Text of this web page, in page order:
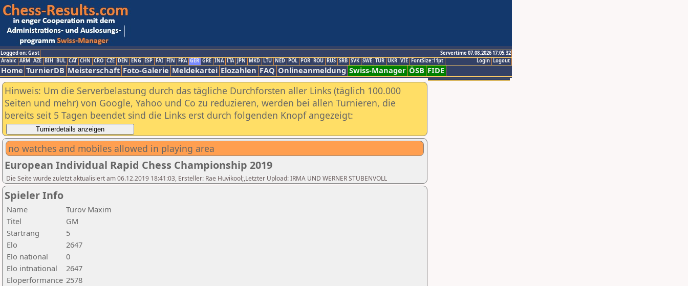
Logged on: Gast
Servertime 07.08.2026 17:05:32
Logout
Login
Arabic ARM AZE BIH BUL CAT CHN CRO CZE DEN ENG ESP FAI FIN FRA GER GRE INA ITA JPN MKD LTU NED POL POR ROU RUS SRB SVK SWE TUR UKR VIE FontSize:11pt
Home TurnierDB Meisterschaft Foto-Galerie Meldekartei Elozahlen FAQ Onlineanmeldung Swiss-Manager ÖSB FIDE
Hinweis: Um die Serverbelastung durch das tägliche Durchforsten aller Links (täglich 100.000
Seiten und mehr) von Google, Yahoo und Co zu reduzieren, werden bei allen Turnieren, die
bereits seit 5 Tagen beendet sind die Links erst durch folgenden Knopf angezeigt:
no watches and mobiles allowed in playing area
European Individual Rapid Chess Championship 2019
Die Seite wurde zuletzt aktualisiert am 06.12.2019 18:41:03, Ersteller: Rae Huvikool;,Letzter Upload: IRMA UND WERNER STUBENVOLL
Spieler Info
Name
Turov Maxim
Titel
GM
Startrang
5
Elo
2647
Elo national
0
Elo intnational
2647
Eloperformance 2578